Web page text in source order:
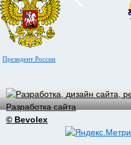
Президент России
Разработка сайта
© Bevolex